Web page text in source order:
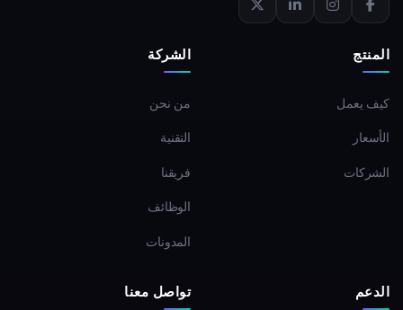
المنتج
كيف يعمل
الأسعار
الشركات
الشركة
من نحن
التقنية
فريقنا
الوظائف
المدونات
الدعم تواصل معنا